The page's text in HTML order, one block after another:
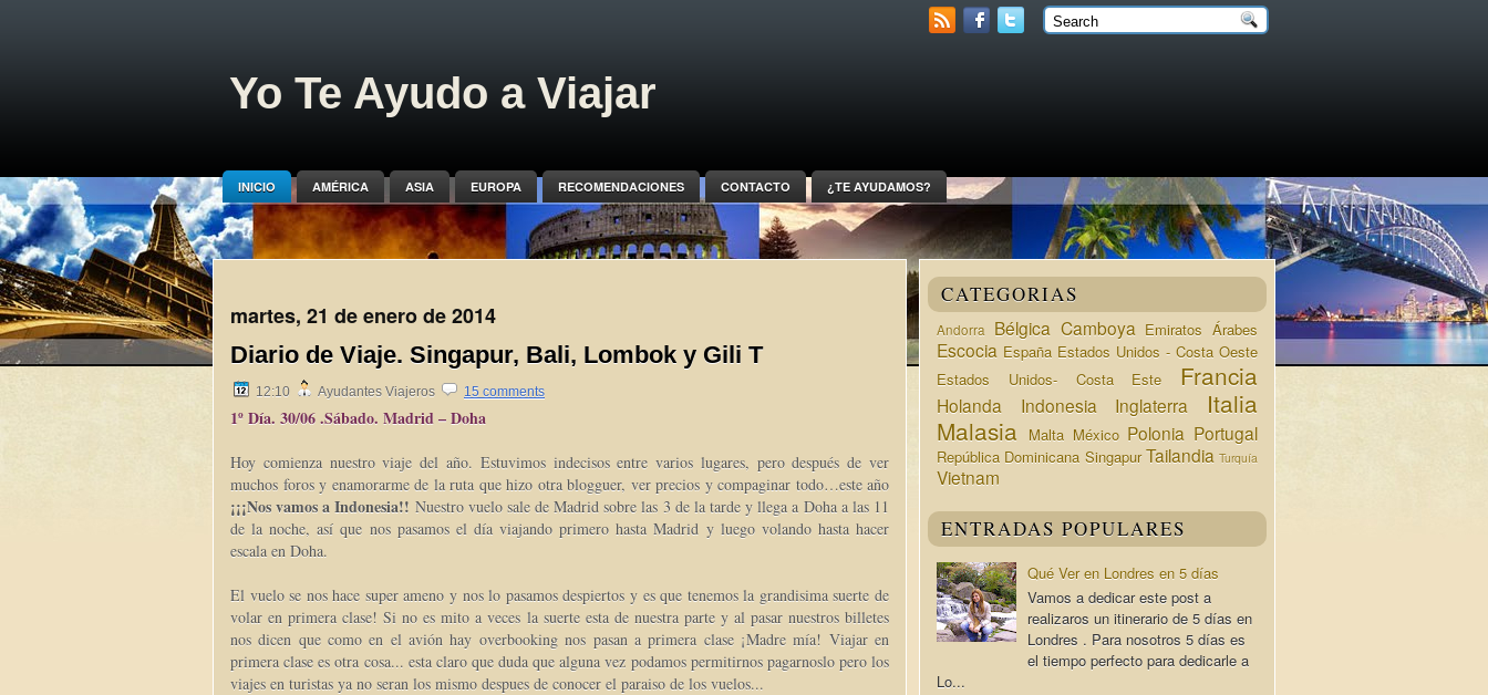
Yo Te Ayudo a Viajar
INICIO AMÉRICA ASIA EUROPA RECOMENDACIONES CONTACTO ¿TE AYUDAMOS?
martes, 21 de enero de 2014
Diario de Viaje. Singapur, Bali, Lombok y Gili T
12:10 Ayudantes Viajeros 15 comments
1º Día. 30/06 .Sábado. Madrid – Doha
Hoy comienza nuestro viaje del año. Estuvimos indecisos entre varios lugares, pero después de ver
muchos foros y enamorarme de la ruta que hizo otra blogguer, ver precios y compaginar todo…este año
¡¡¡Nos vamos a Indonesia!! Nuestro vuelo sale de Madrid sobre las 3 de la tarde y llega a Doha a las 11
de la noche, así que nos pasamos el día viajando primero hasta Madrid y luego volando hasta hacer
escala en Doha.
El vuelo se nos hace super ameno y nos lo pasamos despiertos y es que tenemos la grandisima suerte de
volar en primera clase! Si no es mito a veces la suerte esta de nuestra parte y al pasar nuestros billetes
nos dicen que como en el avión hay overbooking nos pasan a primera clase ¡Madre mía! Viajar en
primera clase es otra cosa... esta claro que duda que alguna vez podamos permitirnos pagarnoslo pero los
viajes en turistas ya no seran los mismo despues de conocer el paraiso de los vuelos...
CATEGORIAS
Andorra Bélgica Camboya Emiratos Árabes
Escocia España Estados Unidos - Costa Oeste
Estados Unidos- Costa Este
Francia
Holanda Indonesia Inglaterra
Italia
Malasia
Malta México Polonia Portugal
República Dominicana Singapur Tailandia Turquía
Vietnam
ENTRADAS POPULARES
Qué Ver en Londres en 5 días
Vamos a dedicar este post a
realizaros un itinerario de 5 días en
Londres . Para nosotros 5 días es
el tiempo perfecto para dedicarle a
Lo...